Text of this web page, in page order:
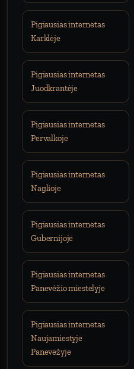
Pigiausias internetas
Karklėje
Pigiausias internetas
Juodkrantėje
Pigiausias internetas
Pervalkoje
Pigiausias internetas
Naglioje
Pigiausias internetas
Gubernijoje
Pigiausias internetas
Panevėžio miestelyje
Pigiausias internetas
Naujamiestyje
Panevėžyje